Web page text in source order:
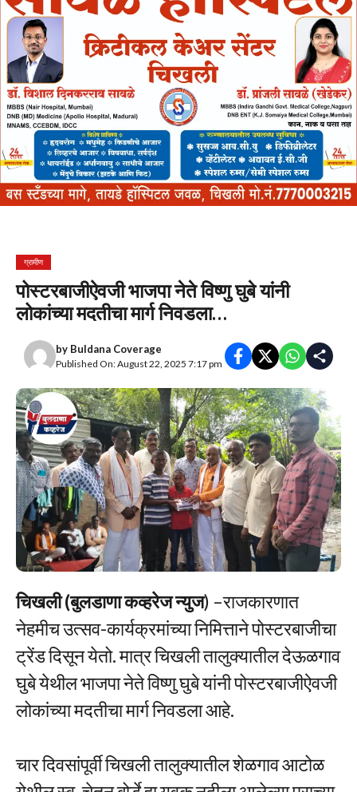
ग्रामीण
पोस्टरबाजीऐवजी भाजपा नेते विष्णु घुबे यांनी
लोकांच्या मदतीचा मार्ग निवडला…
by Buldana Coverage
Published On: August 22, 2025 7:17 pm
चिखली (बुलडाणा कव्हरेज न्युज) –राजकारणात
नेहमीच उत्सव-कार्यक्रमांच्या निमित्ताने पोस्टरबाजीचा
ट्रेंड दिसून येतो. मात्र चिखली तालुक्यातील देऊळगाव
घुबे येथील भाजपा नेते विष्णु घुबे यांनी पोस्टरबाजीऐवजी
लोकांच्या मदतीचा मार्ग निवडला आहे.
चार दिवसांपूर्वी चिखली तालुक्यातील शेळगाव आटोळ